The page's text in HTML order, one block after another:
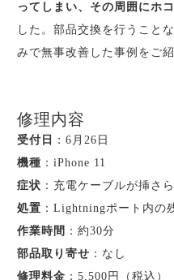
ってしまい、その周囲にホ
した。部品交換を行うこと
みで無事改善した事例をご紹
修理内容
受付日
：6月26日
機種 ：iPhone 11
症状 ：充電ケーブルが挿さ
処置 ：Lightningポート内の
作業時間 ：約30分
部品取り寄せ ：なし
修理料金 ：5,500円（税込）